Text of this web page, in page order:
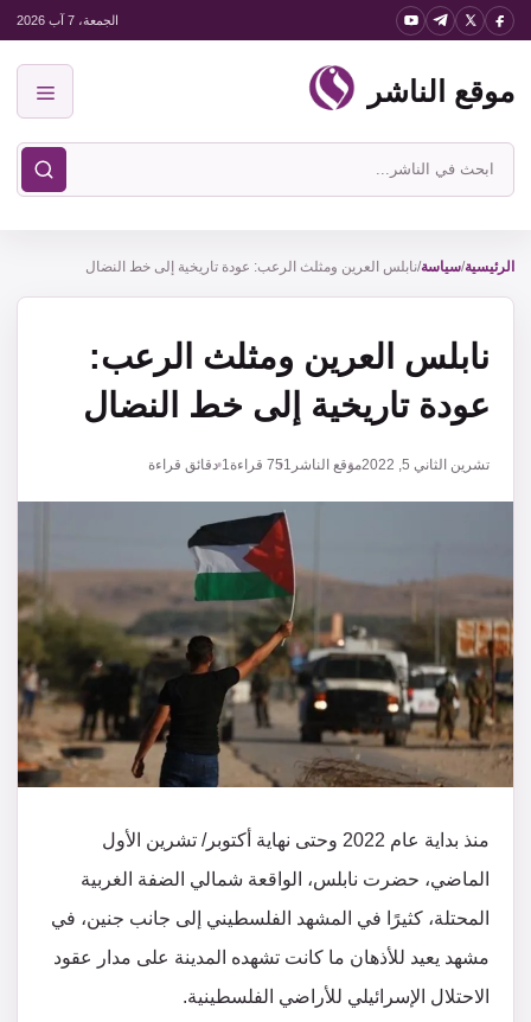
انتقل
المحتوى
الجمعة، 7 آب 2026
موقع الناشر
ابحث
في
الناشر
الرئيسية/سياسة/نابلس العرين ومثلث الرعب: عودة تاريخية إلى خط النضال
نابلس العرين ومثلث الرعب:
عودة تاريخية إلى خط النضال
تشرين الثاني 5, 2022 موقع الناشر 751 قراءة1 دقائق قراءة
منذ بداية عام 2022 وحتى نهاية أكتوبر/ تشرين الأول
الماضي، حضرت نابلس، الواقعة شمالي الضفة الغربية
المحتلة، كثيرًا في المشهد الفلسطيني إلى جانب جنين، في
مشهد يعيد للأذهان ما كانت تشهده المدينة على مدار عقود
الاحتلال الإسرائيلي للأراضي الفلسطينية.